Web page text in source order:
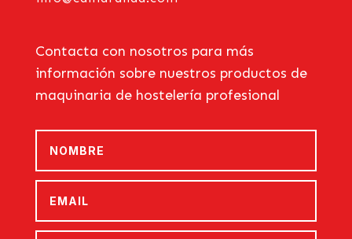
Contacta con nosotros para más
información sobre nuestros productos de
maquinaria de hostelería profesional